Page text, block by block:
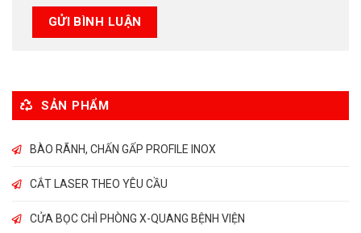
SẢN PHẨM
BÀO RÃNH, CHẤN GẤP PROFILE INOX
CẮT LASER THEO YÊU CẦU
CỬA BỌC CHÌ PHÒNG X-QUANG BỆNH VIỆN